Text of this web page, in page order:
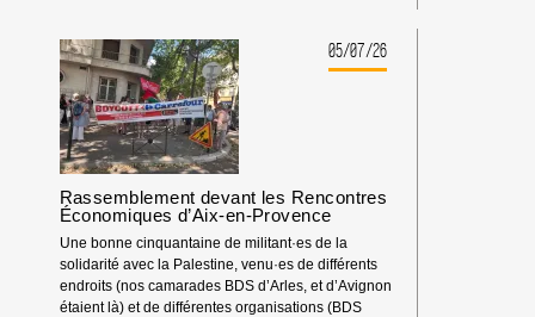
LA
FÉDÉRATION
ISRAÉLIENNE
D’ESCALADE
DOIT
ÊTRE
EXCLUE
DES
COMPÉTITIONS
INTERNATIONALES
!
05/07/26
Rassemblement devant les Rencontres
Économiques d’Aix-en-Provence
Une bonne cinquantaine de militant·es de la
solidarité avec la Palestine, venu·es de différents
endroits (nos camarades BDS d’Arles, et d’Avignon
étaient là) et de différentes organisations (BDS